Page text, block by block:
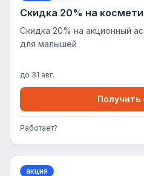
Скидка 20% на
Скидка 20% на акционный
для малышей
до 31 авг.
Получить
Работает?
акция